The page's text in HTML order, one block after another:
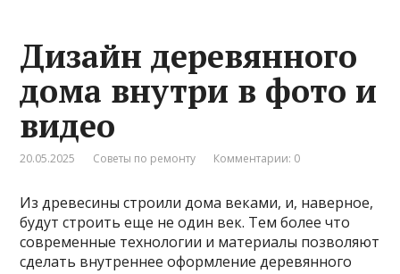
Дизайн деревянного
дома внутри в фото и
видео
20.05.2025 Советы по ремонту Комментарии: 0
Из древесины строили дома веками, и, наверное,
будут строить еще не один век. Тем более что
современные технологии и материалы позволяют
сделать внутреннее оформление деревянного